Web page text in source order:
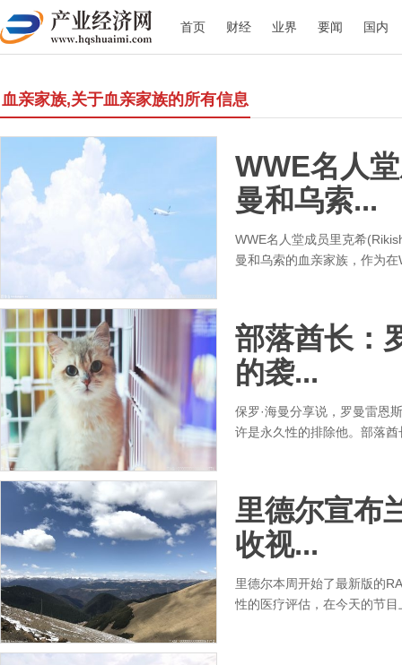
首页 财经 业界 要闻 国内
血亲家族,关于血亲家族的所有信息
WWE名人
曼和乌索...
WWE名人堂成员里克希
曼和乌索的血亲家族，作为
部落酋长：
的袭...
保罗·海曼分享说，罗曼雷恩
许是永久性的排除他。部落
里德尔宣布
收视...
里德尔本周开始了最新版的
性的医疗评估，在今天的节